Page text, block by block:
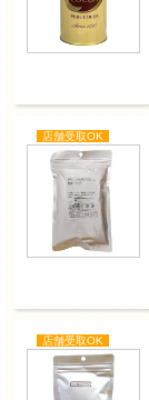
店舗受取OK
店舗受取OK